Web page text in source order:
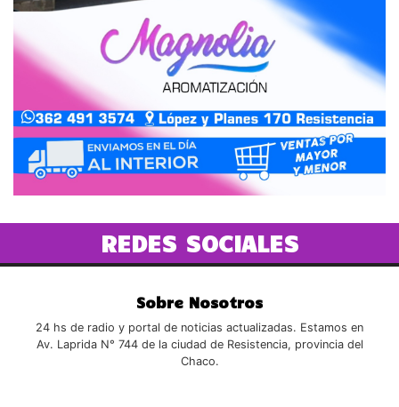
REDES SOCIALES
Sobre Nosotros
24 hs de radio y portal de noticias actualizadas. Estamos en
Av. Laprida N° 744 de la ciudad de Resistencia, provincia del
Chaco.